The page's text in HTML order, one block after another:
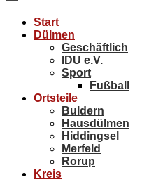
Start
Dülmen
Geschäftlich
IDU e.V.
Sport
Fußball
Ortsteile
Buldern
Hausdülmen
Hiddingsel
Merfeld
Rorup
Kreis